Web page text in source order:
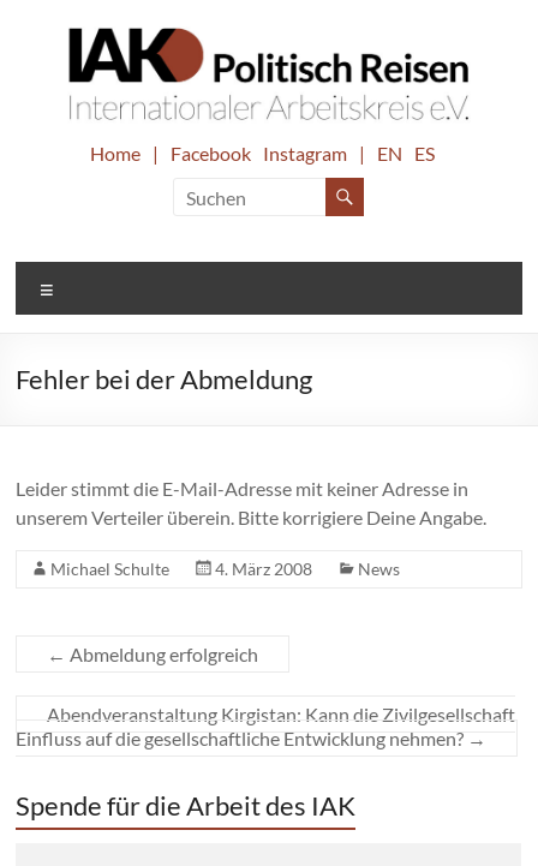
IAK.
Reisen
Internationaler
Home | Facebook Instagram | EN ES
Fehler bei der Abmeldung
Leider stimmt die E-Mail-Adresse mit keiner Adresse in
unserem Verteiler überein. Bitte korrigiere Deine Angabe.
Michael Schulte 4. März 2008 News
← Abmeldung erfolgreich
Abendveranstaltung Kirgistan: Kann die Zivilgesellschaft
Einfluss auf die gesellschaftliche Entwicklung nehmen? →
Spende für die Arbeit des IAK